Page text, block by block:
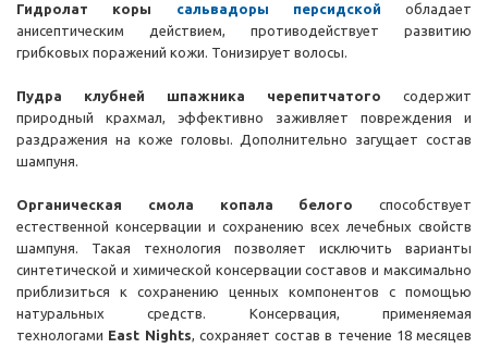
Гидролат коры сальвадоры персидской обладает
анисептическим действием, противодействует развитию
грибковых поражений кожи. Тонизирует волосы.
Пудра клубней шпажника черепитчатого содержит
природный крахмал, эффективно заживляет повреждения и
раздражения на коже головы. Дополнительно загущает состав
шампуня.
Органическая смола копала белого способствует
естественной консервации и сохранению всех лечебных свойств
шампуня. Такая технология позволяет исключить варианты
синтетической и химической консервации составов и максимально
приблизиться к сохранению ценных компонентов с помощью
натуральных средств. Консервация, применяемая
технологами East Nights, сохраняет состав в течение 18 месяцев